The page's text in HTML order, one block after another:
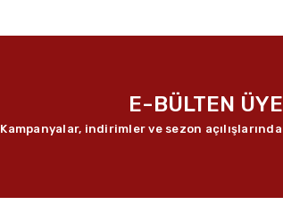
E-BÜLTEN
Kampanyalar, indirimler ve sezon